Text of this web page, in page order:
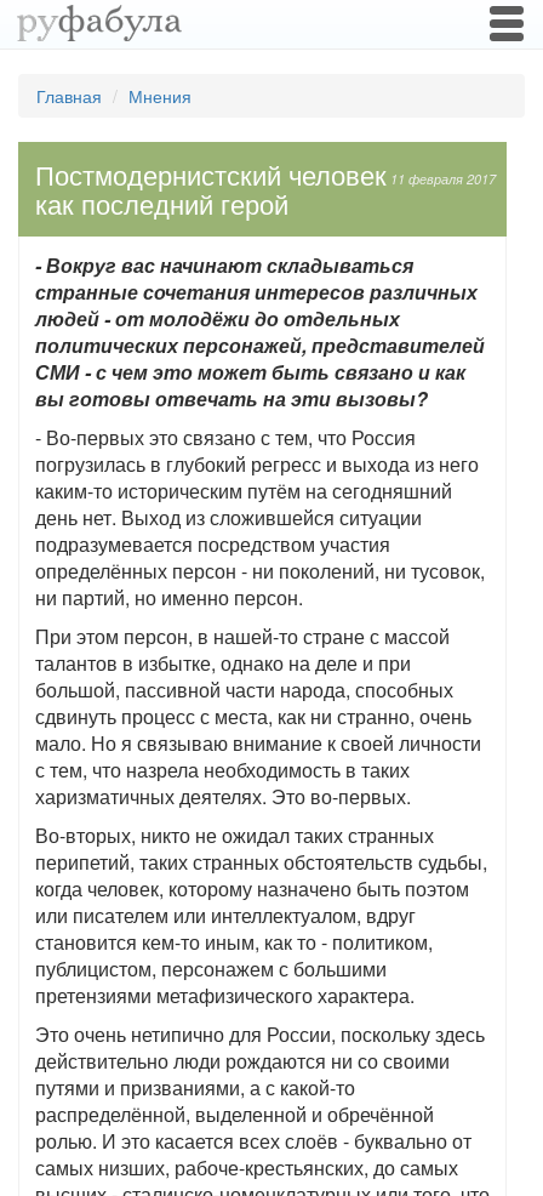
Главная Мнения
11 февраля 2017
Постмодернистский человек
как последний герой
- Вокруг вас начинают складываться
странные сочетания интересов различных
людей - от молодёжи до отдельных
политических персонажей, представителей
СМИ - с чем это может быть связано и как
вы готовы отвечать на эти вызовы?
- Во-первых это связано с тем, что Россия
погрузилась в глубокий регресс и выхода из него
каким-то историческим путём на сегодняшний
день нет. Выход из сложившейся ситуации
подразумевается посредством участия
определённых персон - ни поколений, ни тусовок,
ни партий, но именно персон.
При этом персон, в нашей-то стране с массой
талантов в избытке, однако на деле и при
большой, пассивной части народа, способных
сдвинуть процесс с места, как ни странно, очень
мало. Но я связываю внимание к своей личности
с тем, что назрела необходимость в таких
харизматичных деятелях. Это во-первых.
Во-вторых, никто не ожидал таких странных
перипетий, таких странных обстоятельств судьбы,
когда человек, которому назначено быть поэтом
или писателем или интеллектуалом, вдруг
становится кем-то иным, как то - политиком,
публицистом, персонажем с большими
претензиями метафизического характера.
Это очень нетипично для России, поскольку здесь
действительно люди рождаются ни со своими
путями и призваниями, а с какой-то
распределённой, выделенной и обречённой
ролью. И это касается всех слоёв - буквально от
самых низших, рабоче-крестьянских, до самых